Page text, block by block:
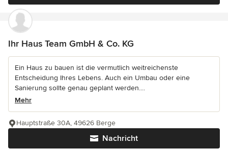
Ihr Haus Team GmbH & Co. KG
Ein Haus zu bauen ist die vermutlich weitreichenste
Entscheidung Ihres Lebens. Auch ein Umbau oder eine
Sanierung sollte genau geplant werden....
Mehr
Nachricht
Hauptstraße 30A, 49626 Berge